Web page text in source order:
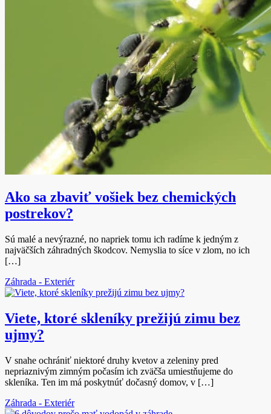
Ako sa zbaviť vošiek bez chemických
postrekov?
Sú malé a nevýrazné, no napriek tomu ich radíme k jedným z
najväčších záhradných škodcov. Nemyslia to síce v zlom, no ich
[…]
Záhrada - Exteriér
Viete, ktoré skleníky prežijú zimu bez
ujmy?
V snahe ochrániť niektoré druhy kvetov a zeleniny pred
nepriaznivým zimným počasím ich zväčša umiestňujeme do
skleníka. Ten im má poskytnúť dočasný domov, v […]
Záhrada - Exteriér